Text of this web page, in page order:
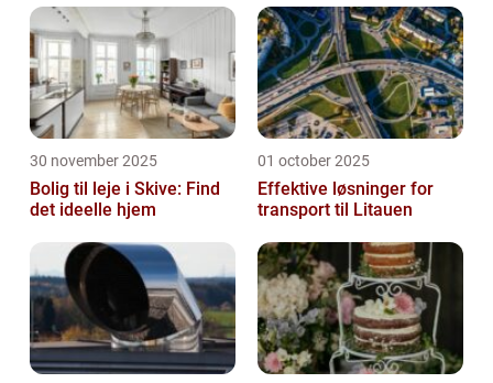
30 november 2025
Bolig til leje i Skive: Find
det ideelle hjem
01 october 2025
Effektive løsninger for
transport til Litauen